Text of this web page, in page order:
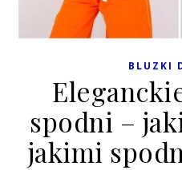
BLUZKI
spodni –
jakimi